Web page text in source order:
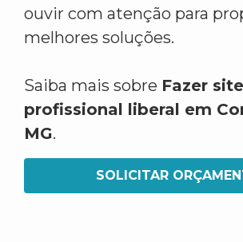
ouvir com atenção para
melhores soluções.
Saiba mais sobre Fazer
profissional liberal em
MG.
SOLICITAR